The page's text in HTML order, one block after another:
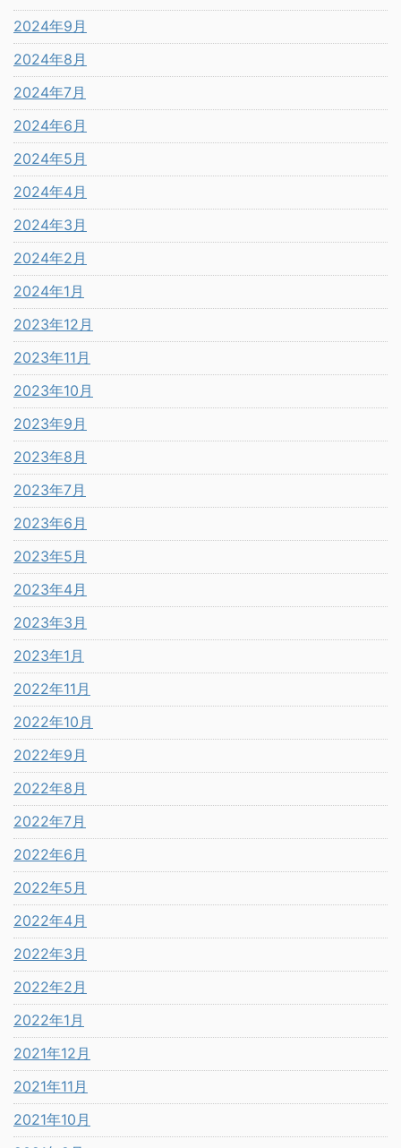
2024年9月
2024年8月
2024年7月
2024年6月
2024年5月
2024年4月
2024年3月
2024年2月
2024年1月
2023年12月
2023年11月
2023年10月
2023年9月
2023年8月
2023年7月
2023年6月
2023年5月
2023年4月
2023年3月
2023年1月
2022年11月
2022年10月
2022年9月
2022年8月
2022年7月
2022年6月
2022年5月
2022年4月
2022年3月
2022年2月
2022年1月
2021年12月
2021年11月
2021年10月